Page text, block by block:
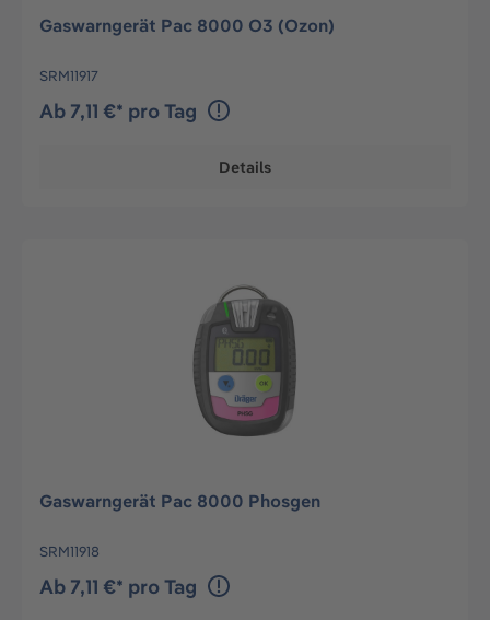
Gaswarngerät Pac 8000 O3 (Ozon)
SRM11917
Ab 7,11 €* pro Tag
Details
Gaswarngerät Pac 8000 Phosgen
SRM11918
Ab 7,11 €* pro Tag